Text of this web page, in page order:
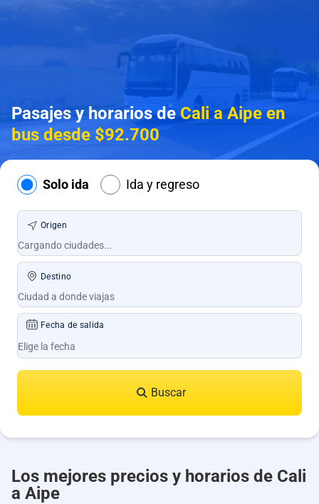
Pasajes y horarios deCali a Aipe en
bus desde $92.700
Solo ida Ida y regreso
Origen
Destino
Fecha de salida
Buscar
Los mejores precios y horarios de Cali
a Aipe